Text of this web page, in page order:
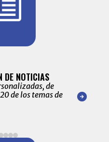
DE NOTICIAS
de
de los temas de
de las